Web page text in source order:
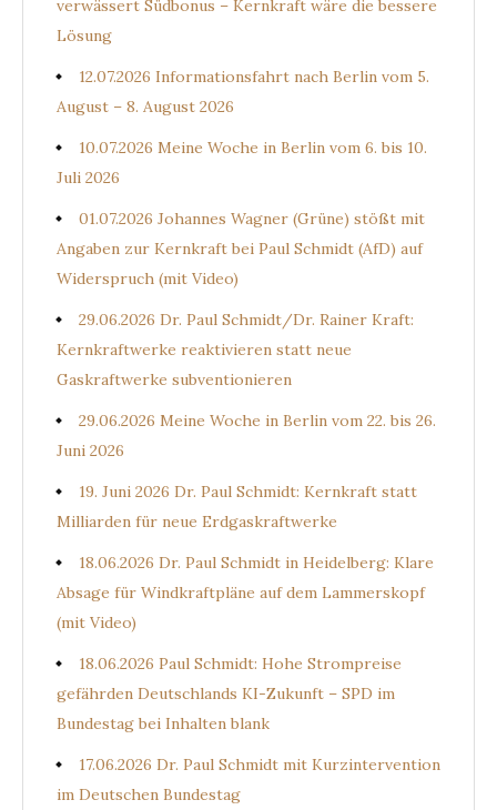
verwässert Südbonus – Kernkraft wäre die bessere
Lösung
12.07.2026 Informationsfahrt nach Berlin vom 5.
August – 8. August 2026
10.07.2026 Meine Woche in Berlin vom 6. bis 10.
Juli 2026
01.07.2026 Johannes Wagner (Grüne) stößt mit
Angaben zur Kernkraft bei Paul Schmidt (AfD) auf
Widerspruch (mit Video)
29.06.2026 Dr. Paul Schmidt/Dr. Rainer Kraft:
Kernkraftwerke reaktivieren statt neue
Gaskraftwerke subventionieren
29.06.2026 Meine Woche in Berlin vom 22. bis 26.
Juni 2026
19. Juni 2026 Dr. Paul Schmidt: Kernkraft statt
Milliarden für neue Erdgaskraftwerke
18.06.2026 Dr. Paul Schmidt in Heidelberg: Klare
Absage für Windkraftpläne auf dem Lammerskopf
(mit Video)
18.06.2026 Paul Schmidt: Hohe Strompreise
gefährden Deutschlands KI-Zukunft – SPD im
Bundestag bei Inhalten blank
17.06.2026 Dr. Paul Schmidt mit Kurzintervention
im Deutschen Bundestag